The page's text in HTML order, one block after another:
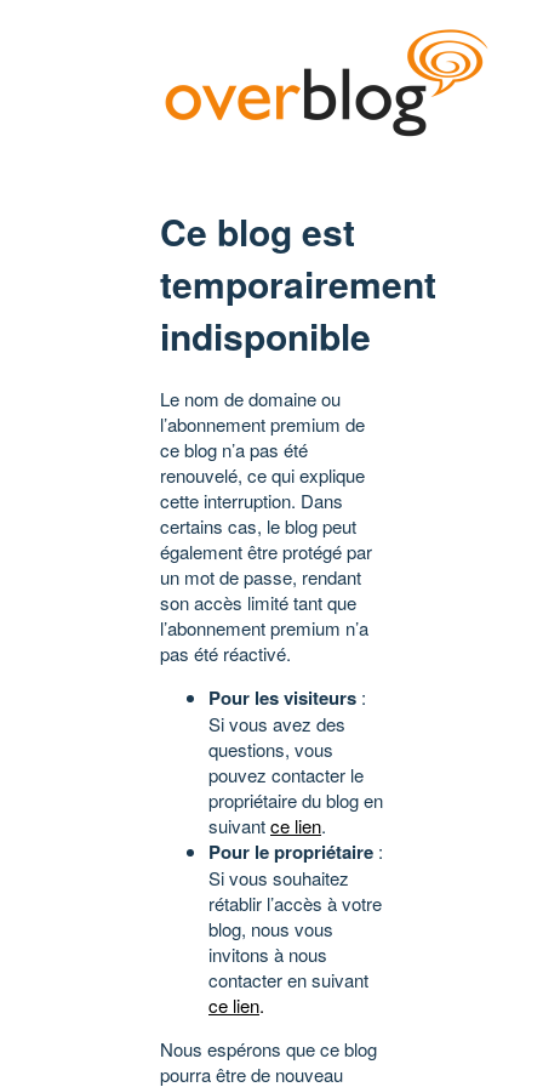
Ce blog est
temporairement
indisponible
Le nom de domaine ou
l’abonnement premium de
ce blog n’a pas été
renouvelé, ce qui explique
cette interruption. Dans
certains cas, le blog peut
également être protégé par
un mot de passe, rendant
son accès limité tant que
l’abonnement premium n’a
pas été réactivé.
Pour les visiteurs :
Si vous avez des
questions, vous
pouvez contacter le
propriétaire du blog en
suivantce lien.
Pour le propriétaire :
Si vous souhaitez
rétablir l’accès à votre
blog, nous vous
invitons à nous
contacter en suivant
ce lien.
Nous espérons que ce blog
pourra être de nouveau